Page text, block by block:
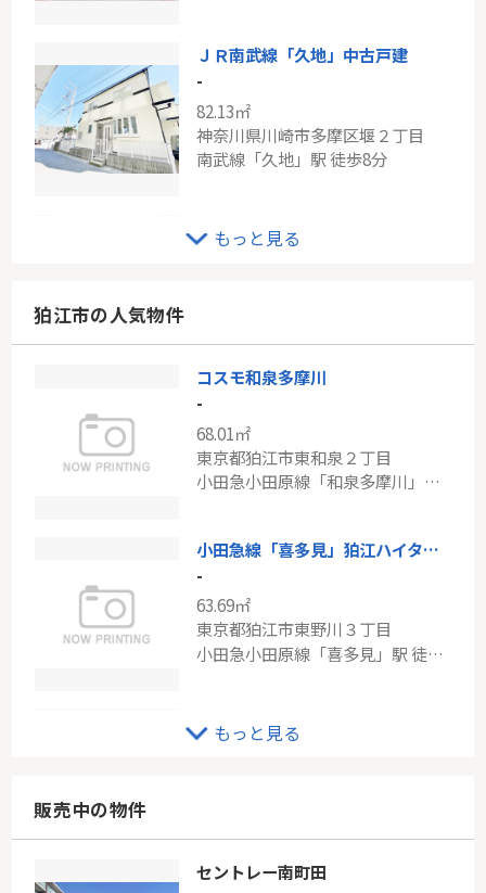
ＪＲ南武線「久地」中古戸建
-
82.13㎡
神奈川県川崎市多摩区堰２丁目
南武線「久地」駅 徒歩8分
-
73.69㎡
神奈川県横浜市青葉区松風台
もっと見る
狛江市の人気物件
コスモ和泉多摩川
-
68.01㎡
東京都狛江市東和泉２丁目
小田急小田原線「和泉多摩川」駅 徒歩5分
小田急線「喜多見」狛江ハイタウン2号棟
-
63.69㎡
東京都狛江市東野川３丁目
小田急小田原線「喜多見」駅 徒歩17分
小田急線「狛江」新築分譲
-
もっと見る
販売中の物件
セントレー南町田